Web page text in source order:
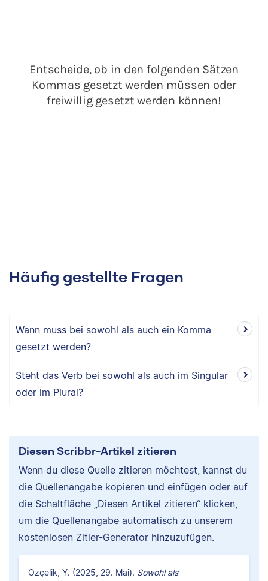
Häufig gestellte Fragen
Wann muss bei sowohl als auch ein Komma
gesetzt werden?
Steht das Verb bei sowohl als auch im Singular
oder im Plural?
Diesen Scribbr-Artikel zitieren
Wenn du diese Quelle zitieren möchtest, kannst du
die Quellenangabe kopieren und einfügen oder auf
die Schaltfläche „Diesen Artikel zitieren“ klicken,
um die Quellenangabe automatisch zu unserem
kostenlosen Zitier-Generator hinzuzufügen.
Özçelik, Y. (2025, 29. Mai). Sowohl als